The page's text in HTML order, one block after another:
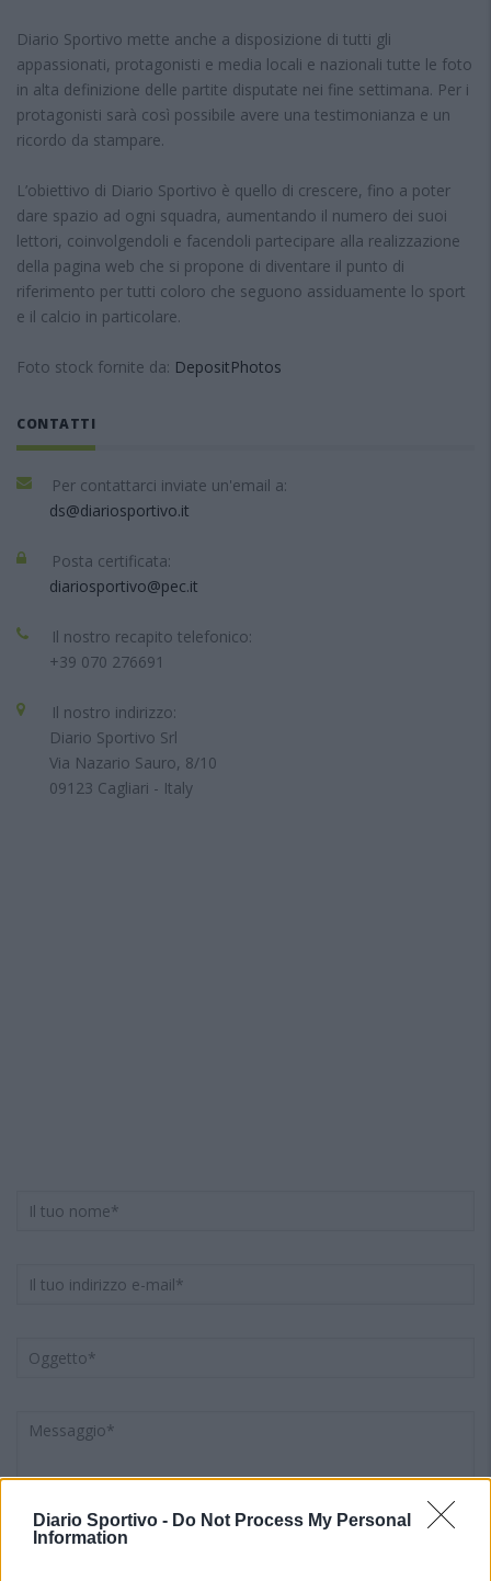
Diario Sportivo - Do Not Process My Personal
Information
Diario Sportivo mette anche a disposizione di tutti gli
appassionati, protagonisti e media locali e nazionali tutte le foto
in alta definizione delle partite disputate nei fine settimana. Per i
protagonisti sarà così possibile avere una testimonianza e un
ricordo da stampare.
L’obiettivo di Diario Sportivo è quello di crescere, fino a poter
dare spazio ad ogni squadra, aumentando il numero dei suoi
lettori, coinvolgendoli e facendoli partecipare alla realizzazione
della pagina web che si propone di diventare il punto di
riferimento per tutti coloro che seguono assiduamente lo sport
e il calcio in particolare.
Foto stock fornite da: DepositPhotos
CONTATTI
Per contattarci inviate un'email a:
ds@diariosportivo.it
Posta certificata:
diariosportivo@pec.it
Il nostro recapito telefonico:
+39 070 276691
Il nostro indirizzo:
Diario Sportivo Srl
Via Nazario Sauro, 8/10
09123 Cagliari - Italy